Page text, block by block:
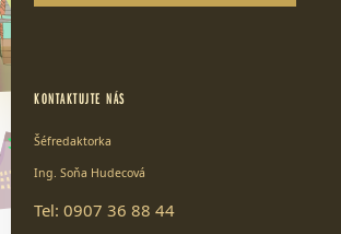
KONTAKTUJTE NÁS
Šéfredaktorka
Ing. Soňa Hudecová
Tel: 0907 36 88 44